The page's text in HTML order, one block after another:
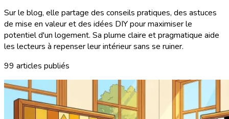
Sur le blog, elle partage des conseils pratiques, des astuces
de mise en valeur et des idées DIY pour maximiser le
potentiel d'un logement. Sa plume claire et pragmatique aide
les lecteurs à repenser leur intérieur sans se ruiner.
99 articles publiés